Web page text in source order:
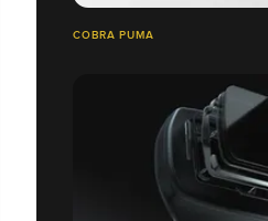
COBRA PUMA